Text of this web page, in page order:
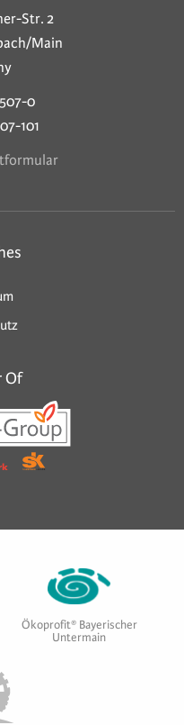
Str. 2
Main
0
101
Of
Ökoprofit® Bayerischer
Untermain